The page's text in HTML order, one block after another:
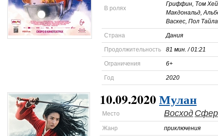
В ролях
Гриффин, Том
Макдональд,
Васкес, Пол
Страна Дания
Продолжительность 81 мин. / 01:21
Ограничения 6+
Год 2020
10.09.2020Мулан
Место Восход
Жанр приключения